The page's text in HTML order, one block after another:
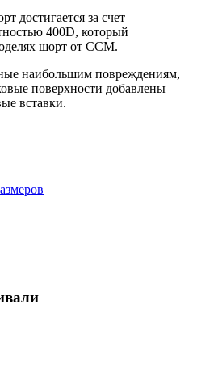
достигается за счет
400D, который
шорт от CCM.
наибольшим повреждениям,
поверхности добавлены
вставки.